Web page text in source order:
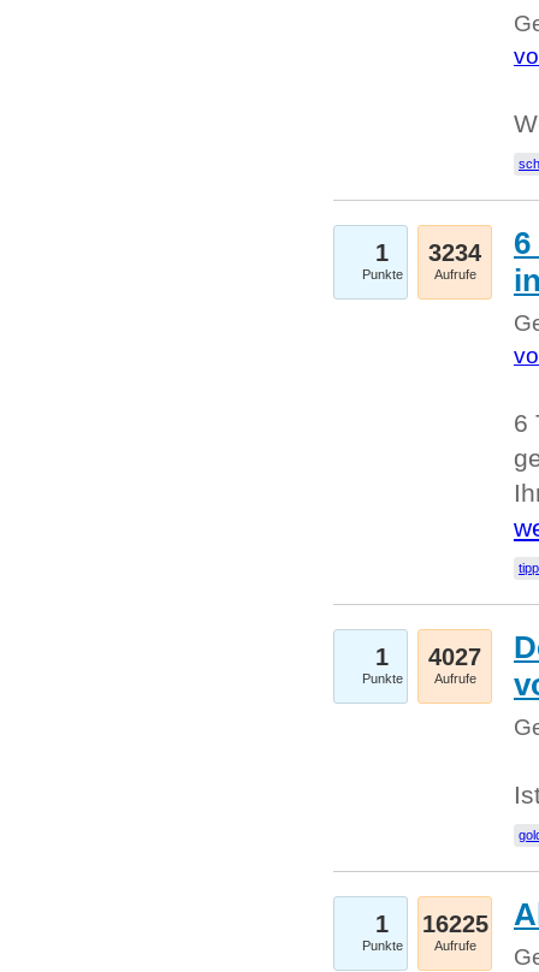
1
Punkte
3234
Aufrufe
6
1
Punkte
4027
Aufrufe
1
Punkte
16225
Aufrufe